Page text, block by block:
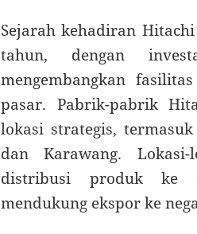
Sejarah kehadiran
tahun, dengan
mengembangkan
pasar. Pabrik-pabrik
lokasi strategis,
dan Karawang.
distribusi produk ke
mendukung ekspor ke